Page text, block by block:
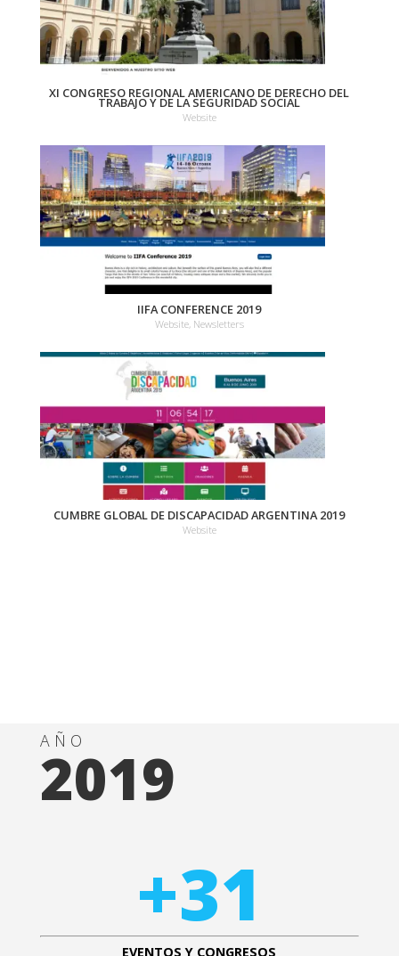
XI CONGRESO REGIONAL AMERICANO DE DERECHO DEL
TRABAJO Y DE LA SEGURIDAD SOCIAL
Website
IIFA CONFERENCE 2019
Website, Newsletters
CUMBRE GLOBAL DE DISCAPACIDAD ARGENTINA 2019
Website
AÑO
2019
+31
EVENTOS Y CONGRESOS